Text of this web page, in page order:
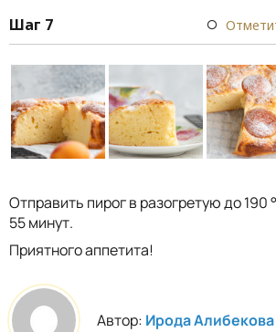
Шаг 7
Отправить пирог в разогретую до 190
55 минут.
Приятного аппетита!
Автор: Ирода Алибекова